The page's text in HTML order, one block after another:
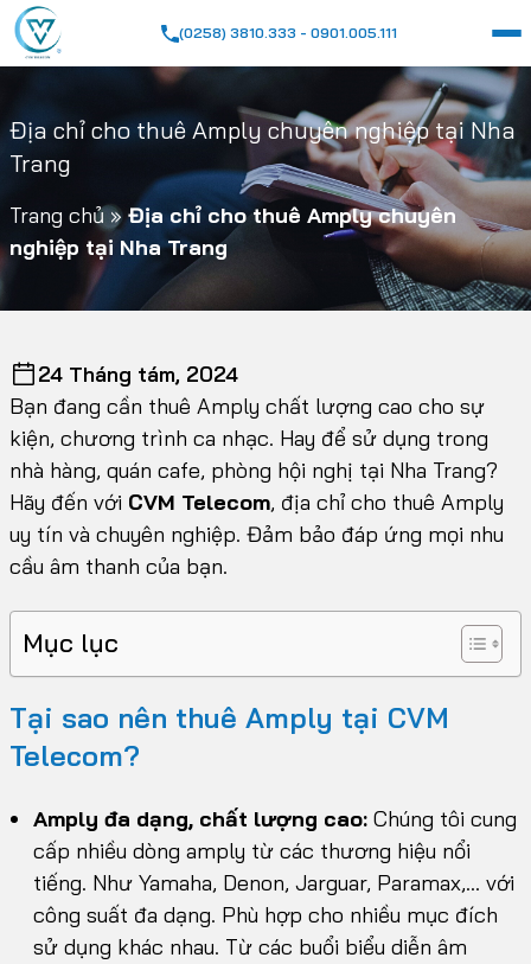
(0258) 3810.333 - 0901.005.111
Địa chỉ cho thuê Amply chuyên nghiệp tại Nha
Trang
Trang chủ»Địa chỉ cho thuê Amply chuyên
nghiệp tại Nha Trang
24 Tháng tám, 2024
Bạn đang cần thuê Amply chất lượng cao cho sự
kiện, chương trình ca nhạc. Hay để sử dụng trong
nhà hàng, quán cafe, phòng hội nghị tại Nha Trang?
Hãy đến với CVM Telecom, địa chỉ cho thuê Amply
uy tín và chuyên nghiệp. Đảm bảo đáp ứng mọi nhu
cầu âm thanh của bạn.
Mục lục
Tại sao nên thuê Amply tại CVM
Telecom?
Amply đa dạng, chất lượng cao: Chúng tôi cung
cấp nhiều dòng amply từ các thương hiệu nổi
tiếng. Như Yamaha, Denon, Jarguar, Paramax,… với
công suất đa dạng. Phù hợp cho nhiều mục đích
sử dụng khác nhau. Từ các buổi biểu diễn âm